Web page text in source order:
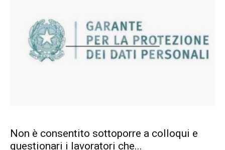
Non è consentito sottoporre a colloqui e
questionari i lavoratori che...